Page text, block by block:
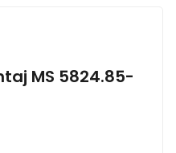
MS 5824.85-